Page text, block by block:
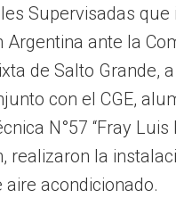
Supervisadas que
Argentina ante la
de Salto Grande,
con el CGE,
N°57 “Fray Luis
realizaron la
aire acondicionado.